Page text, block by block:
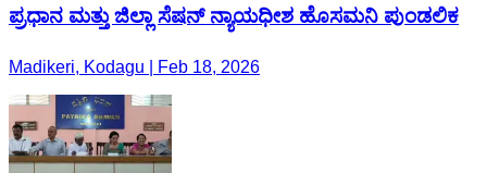
ಪ್ರಧಾನ ಮತ್ತು ಜಿಲ್ಲಾ ಸೆಷನ್ ನ್ಯಾಯಧೀಶ ಹೊಸಮನಿ ಪುಂಡಲಿಕ
Madikeri, Kodagu | Feb 18, 2026